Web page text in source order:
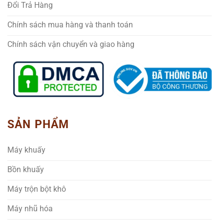
Đổi Trả Hàng
Chính sách mua hàng và thanh toán
Chính sách vận chuyển và giao hàng
SẢN PHẨM
Máy khuấy
Bồn khuấy
Máy trộn bột khô
Máy nhũ hóa